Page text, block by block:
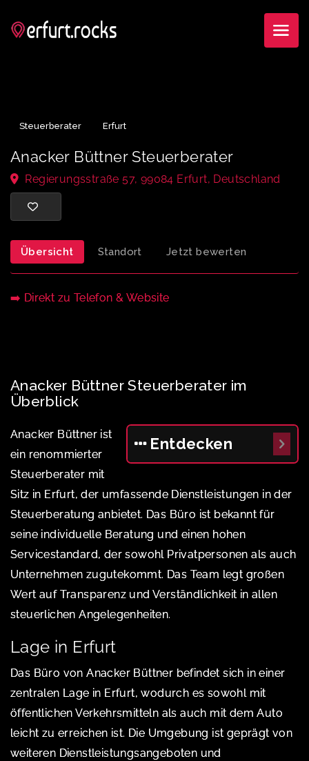
Anacker Büttner Steuerberater
Regierungsstraße 57, 99084 Erfurt, Deutschland
Übersicht Standort Jetzt bewerten
➡️ Direkt zu Telefon & Website
Anacker Büttner Steuerberater im
Überblick
Entdecken
Anacker Büttner ist
ein renommierter
Steuerberater mit
Sitz in Erfurt, der umfassende Dienstleistungen in der
Steuerberatung anbietet. Das Büro ist bekannt für
seine individuelle Beratung und einen hohen
Servicestandard, der sowohl Privatpersonen als auch
Unternehmen zugutekommt. Das Team legt großen
Wert auf Transparenz und Verständlichkeit in allen
steuerlichen Angelegenheiten.
Lage in Erfurt
Das Büro von Anacker Büttner befindet sich in einer
zentralen Lage in Erfurt, wodurch es sowohl mit
öffentlichen Verkehrsmitteln als auch mit dem Auto
leicht zu erreichen ist. Die Umgebung ist geprägt von
weiteren Dienstleistungsangeboten und